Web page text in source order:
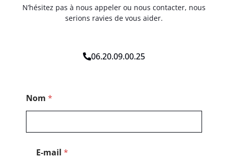
N’hésitez pas à nous appeler ou nous contacter, nous
serions ravies de vous aider.
06.20.09.00.25
Nom *
E-mail *